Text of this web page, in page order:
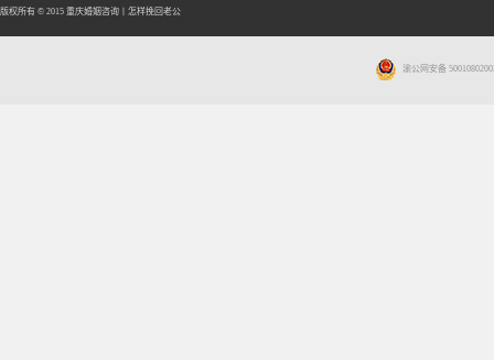
版权所有 © 2015 重庆婚姻咨询 怎样挽回老公
渝公网安备